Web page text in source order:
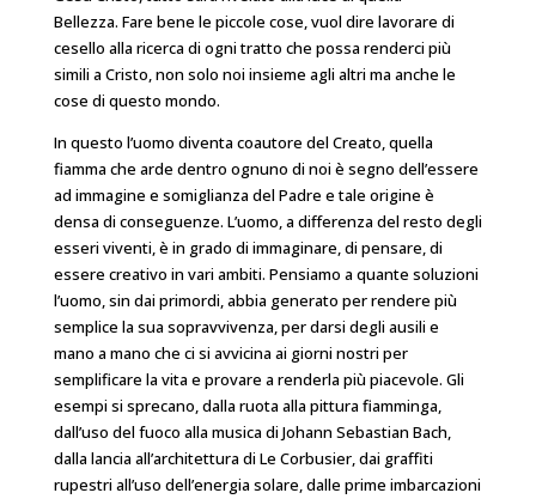
Bellezza. Fare bene le piccole cose, vuol dire lavorare di
cesello alla ricerca di ogni tratto che possa renderci più
simili a Cristo, non solo noi insieme agli altri ma anche le
cose di questo mondo.
In questo l’uomo diventa coautore del Creato, quella
fiamma che arde dentro ognuno di noi è segno dell’essere
ad immagine e somiglianza del Padre e tale origine è
densa di conseguenze. L’uomo, a differenza del resto degli
esseri viventi, è in grado di immaginare, di pensare, di
essere creativo in vari ambiti. Pensiamo a quante soluzioni
l’uomo, sin dai primordi, abbia generato per rendere più
semplice la sua sopravvivenza, per darsi degli ausili e
mano a mano che ci si avvicina ai giorni nostri per
semplificare la vita e provare a renderla più piacevole. Gli
esempi si sprecano, dalla ruota alla pittura fiamminga,
dall’uso del fuoco alla musica di Johann Sebastian Bach,
dalla lancia all’architettura di Le Corbusier, dai graffiti
rupestri all’uso dell’energia solare, dalle prime imbarcazioni